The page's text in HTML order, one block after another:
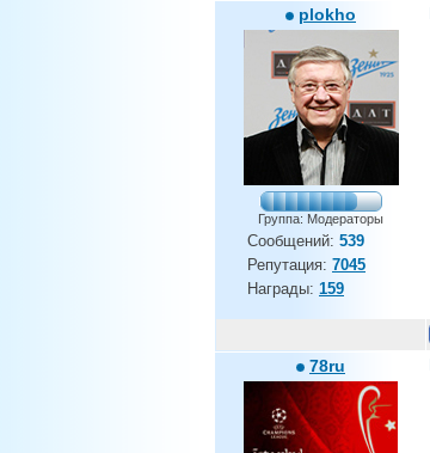
plokho
Группа: Модераторы
Сообщений: 539
Репутация: 7045
Награды: 159
78ru